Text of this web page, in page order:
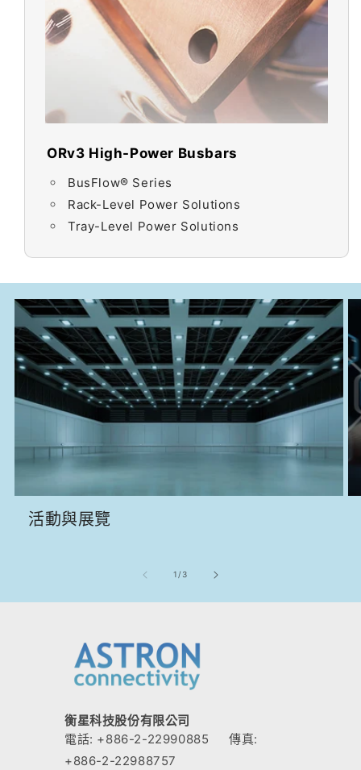
ORv3 High-Power Busbars
BusFlow® Series
Rack-Level Power Solutions
Tray-Level Power Solutions
活動與展覽
1 //3
衡星科技股份有限公司
電話: +886-2-22990885
傳真:
+886-2-22988757